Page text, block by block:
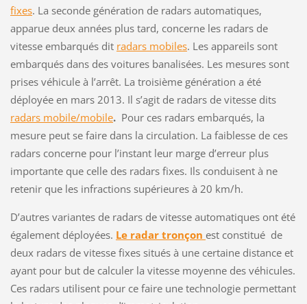
fixes. La seconde génération de radars automatiques,
apparue deux années plus tard, concerne les radars de
vitesse embarqués dit radars mobiles. Les appareils sont
embarqués dans des voitures banalisées. Les mesures sont
prises véhicule à l’arrêt. La troisième génération a été
déployée en mars 2013. Il s’agit de radars de vitesse dits
radars mobile/mobile.Pour ces radars embarqués, la
mesure peut se faire dans la circulation. La faiblesse de ces
radars concerne pour l’instant leur marge d’erreur plus
importante que celle des radars fixes. Ils conduisent à ne
retenir que les infractions supérieures à 20 km/h.
D’autres variantes de radars de vitesse automatiques ont été
également déployées. Le radar tronçon est constitué de
deux radars de vitesse fixes situés à une certaine distance et
ayant pour but de calculer la vitesse moyenne des véhicules.
Ces radars utilisent pour ce faire une technologie permettant